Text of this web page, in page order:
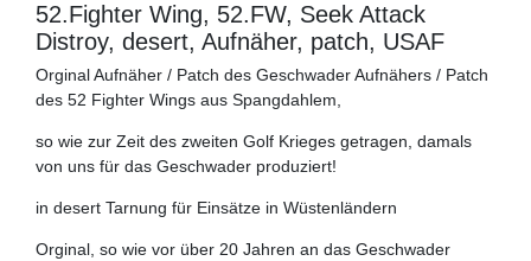
52.Fighter Wing, 52.FW, Seek Attack
Distroy, desert, Aufnäher, patch, USAF
Orginal Aufnäher / Patch des Geschwader Aufnähers / Patch
des 52 Fighter Wings aus Spangdahlem,
so wie zur Zeit des zweiten Golf Krieges getragen, damals
von uns für das Geschwader produziert!
in desert Tarnung für Einsätze in Wüstenländern
Orginal, so wie vor über 20 Jahren an das Geschwader